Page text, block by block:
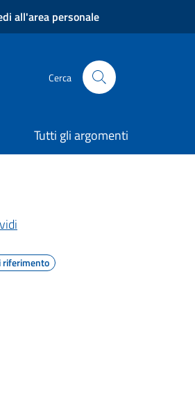
all'area personale
Cerca
Tutti gli argomenti
riferimento